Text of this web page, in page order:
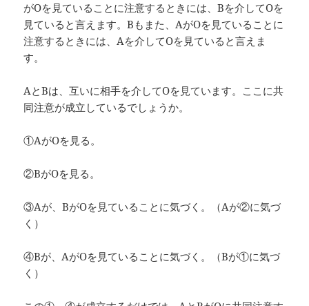
がOを見ていることに注意するときには、Bを介してOを
見ていると言えます。Bもまた、AがOを見ていることに
注意するときには、Aを介してOを見ていると言えま
す。
AとBは、互いに相手を介してOを見ています。ここに共
同注意が成立しているでしょうか。
①AがOを見る。
②BがOを見る。
③Aが、BがOを見ていることに気づく。（Aが②に気づ
く）
④Bが、AがOを見ていることに気づく。（Bが①に気づ
く）